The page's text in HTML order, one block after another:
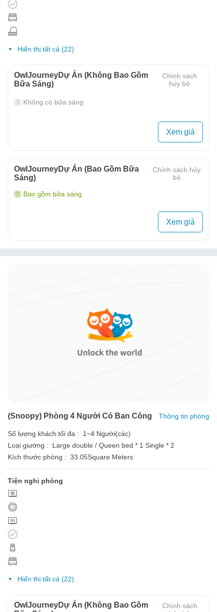
Hiển thị tất cả (22)
OwlJourneyDự Án (Không Bao Gồm
Bữa Sáng)
Chính sách
hủy bỏ
Không có bữa sáng
Xem giá
OwlJourneyDự Án (Bao Gồm Bữa
Sáng)
Chính sách hủy
bỏ
Bao gồm bữa sáng
Xem giá
(Snoopy) Phòng 4 Người Có Ban Công Thông tin phòng
Số lượng khách tối đa :
1~4 Người(các)
Loại giường :
Large double / Queen bed * 1 Single * 2
Kích thước phòng : 33.05Square Meters
Tiện nghi phòng
Hiển thị tất cả (22)
OwlJourneyDự Án (Không Bao Gồm
Chính sách